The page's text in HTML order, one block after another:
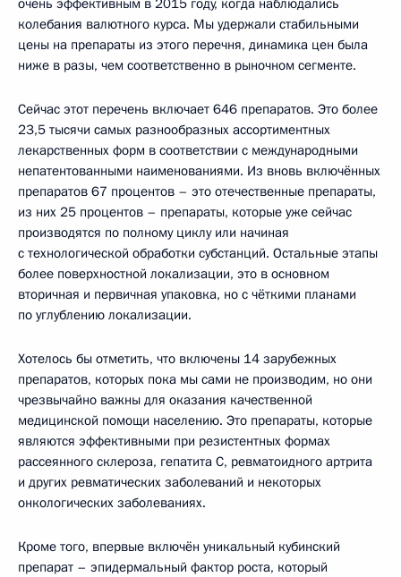
очень эффективным в 2015 году, когда наблюдались
колебания валютного курса. Мы удержали стабильными
цены на препараты из этого перечня, динамика цен была
ниже в разы, чем соответственно в рыночном сегменте.
Сейчас этот перечень включает 646 препаратов. Это более
23,5 тысячи самых разнообразных ассортиментных
лекарственных форм в соответствии с международными
непатентованными наименованиями. Из вновь включённых
препаратов 67 процентов – это отечественные препараты,
из них 25 процентов – препараты, которые уже сейчас
производятся по полному циклу или начиная
с технологической обработки субстанций. Остальные этапы
более поверхностной локализации, это в основном
вторичная и первичная упаковка, но с чёткими планами
по углублению локализации.
Хотелось бы отметить, что включены 14 зарубежных
препаратов, которых пока мы сами не производим, но они
чрезвычайно важны для оказания качественной
медицинской помощи населению. Это препараты, которые
являются эффективными при резистентных формах
рассеянного склероза, гепатита С, ревматоидного артрита
и других ревматических заболеваний и некоторых
онкологических заболеваниях.
Кроме того, впервые включён уникальный кубинский
препарат – эпидермальный фактор роста, который